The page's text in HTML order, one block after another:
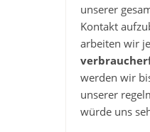
unserer
Kontakt
arbeiten wir
werden wir
unserer
würde uns